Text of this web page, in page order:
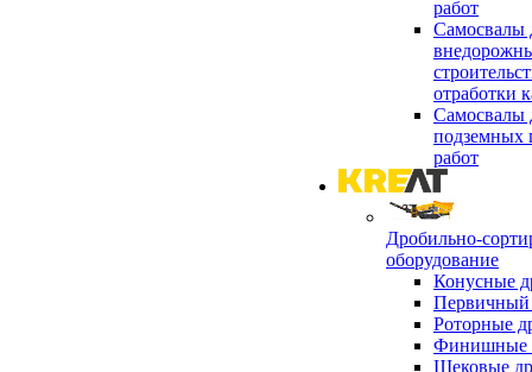
работ
Самосвалы
отработки
Самосвалы
подземных
работ
Дробильно-
оборудование
Конусные
Первичный
Роторные
Финишные
Щековые